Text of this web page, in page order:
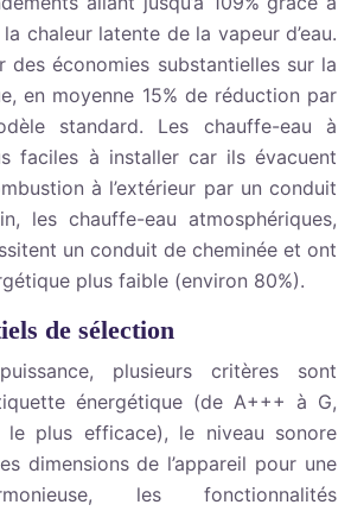
chaleur latente de la vapeur d’eau.
des économies substantielles sur la
en moyenne 15% de réduction par
standard. Les chauffe-eau à
faciles à installer car ils évacuent
à l’extérieur par un conduit
les chauffe-eau atmosphériques,
un conduit de cheminée et ont
plus faible (environ 80%).
de sélection
plusieurs critères sont
énergétique (de A+++ à G,
plus efficace), le niveau sonore
dimensions de l’appareil pour une
les fonctionnalités